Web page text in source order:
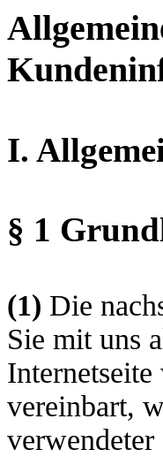
I.
§ 1
(1) Die
Sie mit uns
vereinbart,